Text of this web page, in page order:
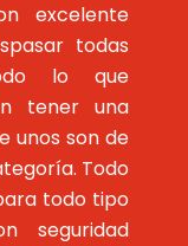
excelente
todas
lo que
tener una
unos son de
Todo
todo tipo
seguridad